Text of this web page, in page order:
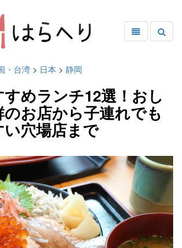
・台湾 > 日本 > 静岡
めランチ12選！おし
お店から子連れでも
穴場店まで